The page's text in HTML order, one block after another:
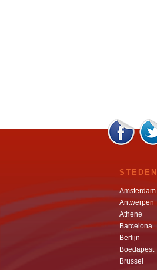
STEDEN
Amsterdam
Antwerpen
Athene
Barcelona
Berlijn
Boedapest
Brussel